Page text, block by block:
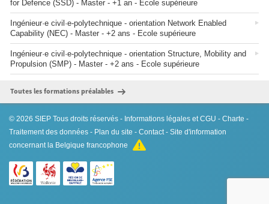
for Defence (SSD) - Master - +1 an - Ecole supérieure
Ingénieur·e civil·e-polytechnique - orientation Network Enabled
Capability (NEC) - Master - +2 ans - Ecole supérieure
Ingénieur·e civil·e-polytechnique - orientation Structure, Mobility and
Propulsion (SMP) - Master - +2 ans - Ecole supérieure
Toutes les formations préalables
© 2026 SIEP Tous droits réservés - Informations légales et CGU - Charte -
Traitement des données - Plan du site - Contact- Site d'information
concernant la Belgique francophone